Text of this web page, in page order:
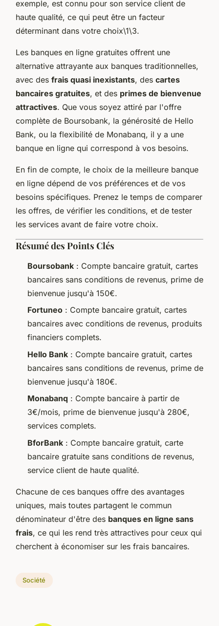
exemple, est connu pour son service client de
haute qualité, ce qui peut être un facteur
déterminant dans votre choix\1\3.
Les banques en ligne gratuites offrent une
alternative attrayante aux banques traditionnelles,
avec des frais quasi inexistants, des cartes
bancaires gratuites, et des primes de bienvenue
attractives. Que vous soyez attiré par l'offre
complète de Boursobank, la générosité de Hello
Bank, ou la flexibilité de Monabanq, il y a une
banque en ligne qui correspond à vos besoins.
En fin de compte, le choix de la meilleure banque
en ligne dépend de vos préférences et de vos
besoins spécifiques. Prenez le temps de comparer
les offres, de vérifier les conditions, et de tester
les services avant de faire votre choix.
Résumé des Points Clés
Boursobank : Compte bancaire gratuit, cartes
bancaires sans conditions de revenus, prime de
bienvenue jusqu'à 150€.
Fortuneo : Compte bancaire gratuit, cartes
bancaires avec conditions de revenus, produits
financiers complets.
Hello Bank : Compte bancaire gratuit, cartes
bancaires sans conditions de revenus, prime de
bienvenue jusqu'à 180€.
Monabanq : Compte bancaire à partir de
3€/mois, prime de bienvenue jusqu'à 280€,
services complets.
BforBank : Compte bancaire gratuit, carte
bancaire gratuite sans conditions de revenus,
service client de haute qualité.
Chacune de ces banques offre des avantages
uniques, mais toutes partagent le commun
dénominateur d'être des banques en ligne sans
frais, ce qui les rend très attractives pour ceux qui
cherchent à économiser sur les frais bancaires.
Société